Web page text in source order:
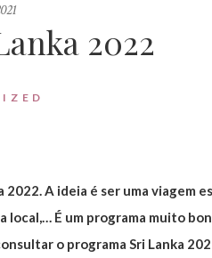
2022
2022. A ideia é ser uma viagem
É um programa muito
o programa Sri Lanka